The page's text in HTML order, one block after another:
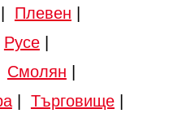
Плевен
Русе|
Смолян
| Търговище|